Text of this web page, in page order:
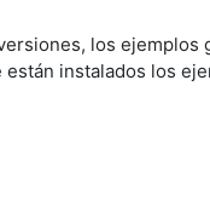
los
instalados los